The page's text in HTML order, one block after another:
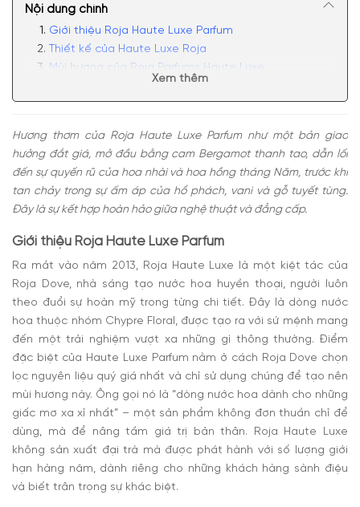
Nội dung chính
Giới thiệu Roja Haute Luxe Parfum
Thiết kế của Haute Luxe Roja
Mùi hương của Roja Parfums Haute Luxe
không?
Xem thêm
Hương thơm của Roja Haute Luxe Parfum như một bản giao
hưởng đắt giá, mở đầu bằng cam Bergamot thanh tao, dẫn lối
đến sự quyến rũ của hoa nhài và hoa hồng tháng Năm, trước khi
tan chảy trong sự ấm áp của hổ phách, vani và gỗ tuyết tùng.
Đây là sự kết hợp hoàn hảo giữa nghệ thuật và đẳng cấp.
Giới thiệu Roja Haute Luxe Parfum
Ra mắt vào năm 2013, Roja Haute Luxe là một kiệt tác của
Roja Dove, nhà sáng tạo nước hoa huyền thoại, người luôn
theo đuổi sự hoàn mỹ trong từng chi tiết. Đây là dòng nước
hoa thuộc nhóm Chypre Floral, được tạo ra với sứ mệnh mang
đến một trải nghiệm vượt xa những gì thông thường. Điểm
đặc biệt của Haute Luxe Parfum nằm ở cách Roja Dove chọn
lọc nguyên liệu quý giá nhất và chỉ sử dụng chúng để tạo nên
mùi hương này. Ông gọi nó là “dòng nước hoa dành cho những
giấc mơ xa xỉ nhất” – một sản phẩm không đơn thuần chỉ để
dùng, mà để nâng tầm giá trị bản thân. Roja Haute Luxe
không sản xuất đại trà mà được phát hành với số lượng giới
hạn hàng năm, dành riêng cho những khách hàng sành điệu
và biết trân trọng sự khác biệt.